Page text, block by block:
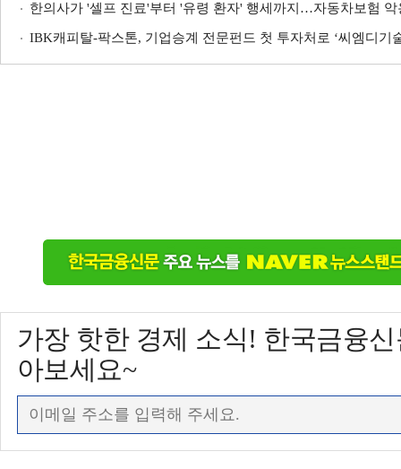
한의사가 '셀프 진료'부터 '유령 환자' 행세까지…자동차보험
IBK캐피탈-팍스톤, 기업승계 전문펀드 첫 투자처로 ‘씨엠디기
가장 핫한 경제 소식! 한국금융
아보세요~